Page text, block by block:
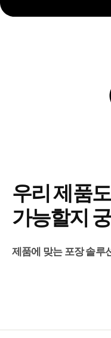
우리 제품
가능할지
제품에 맞는 포장 솔루